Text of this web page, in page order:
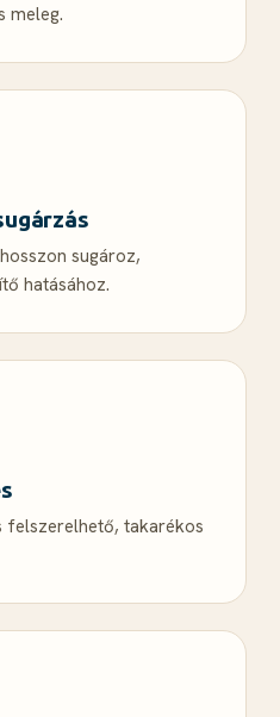
meleg.
sugároz,
hatásához.
felszerelhető, takarékos